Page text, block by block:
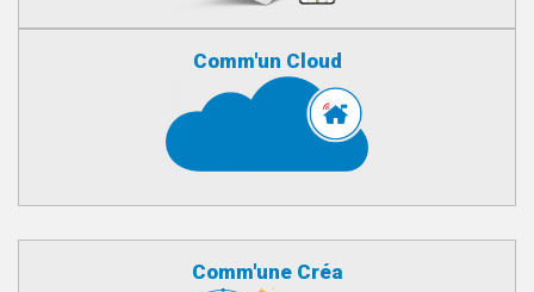
Comm'un Cloud
Comm'une Créa